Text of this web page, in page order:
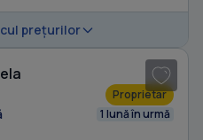
prețurilor
Proprietar
1 lună în urmă